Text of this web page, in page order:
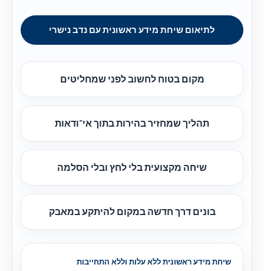
לתיאום שיחת מידע ראשונית עם נדב נישרי
מקום בטוח לחשוב לפני שמחליטים
תהליך שמחזיר בהירות בתוך אי־ודאות
שיחה מקצועית בלי לחץ ובלי הסלמה
בונים דרך חדשה במקום להיתקע במאבק
שיחת מידע ראשונית ללא עלות וללא התחייבות